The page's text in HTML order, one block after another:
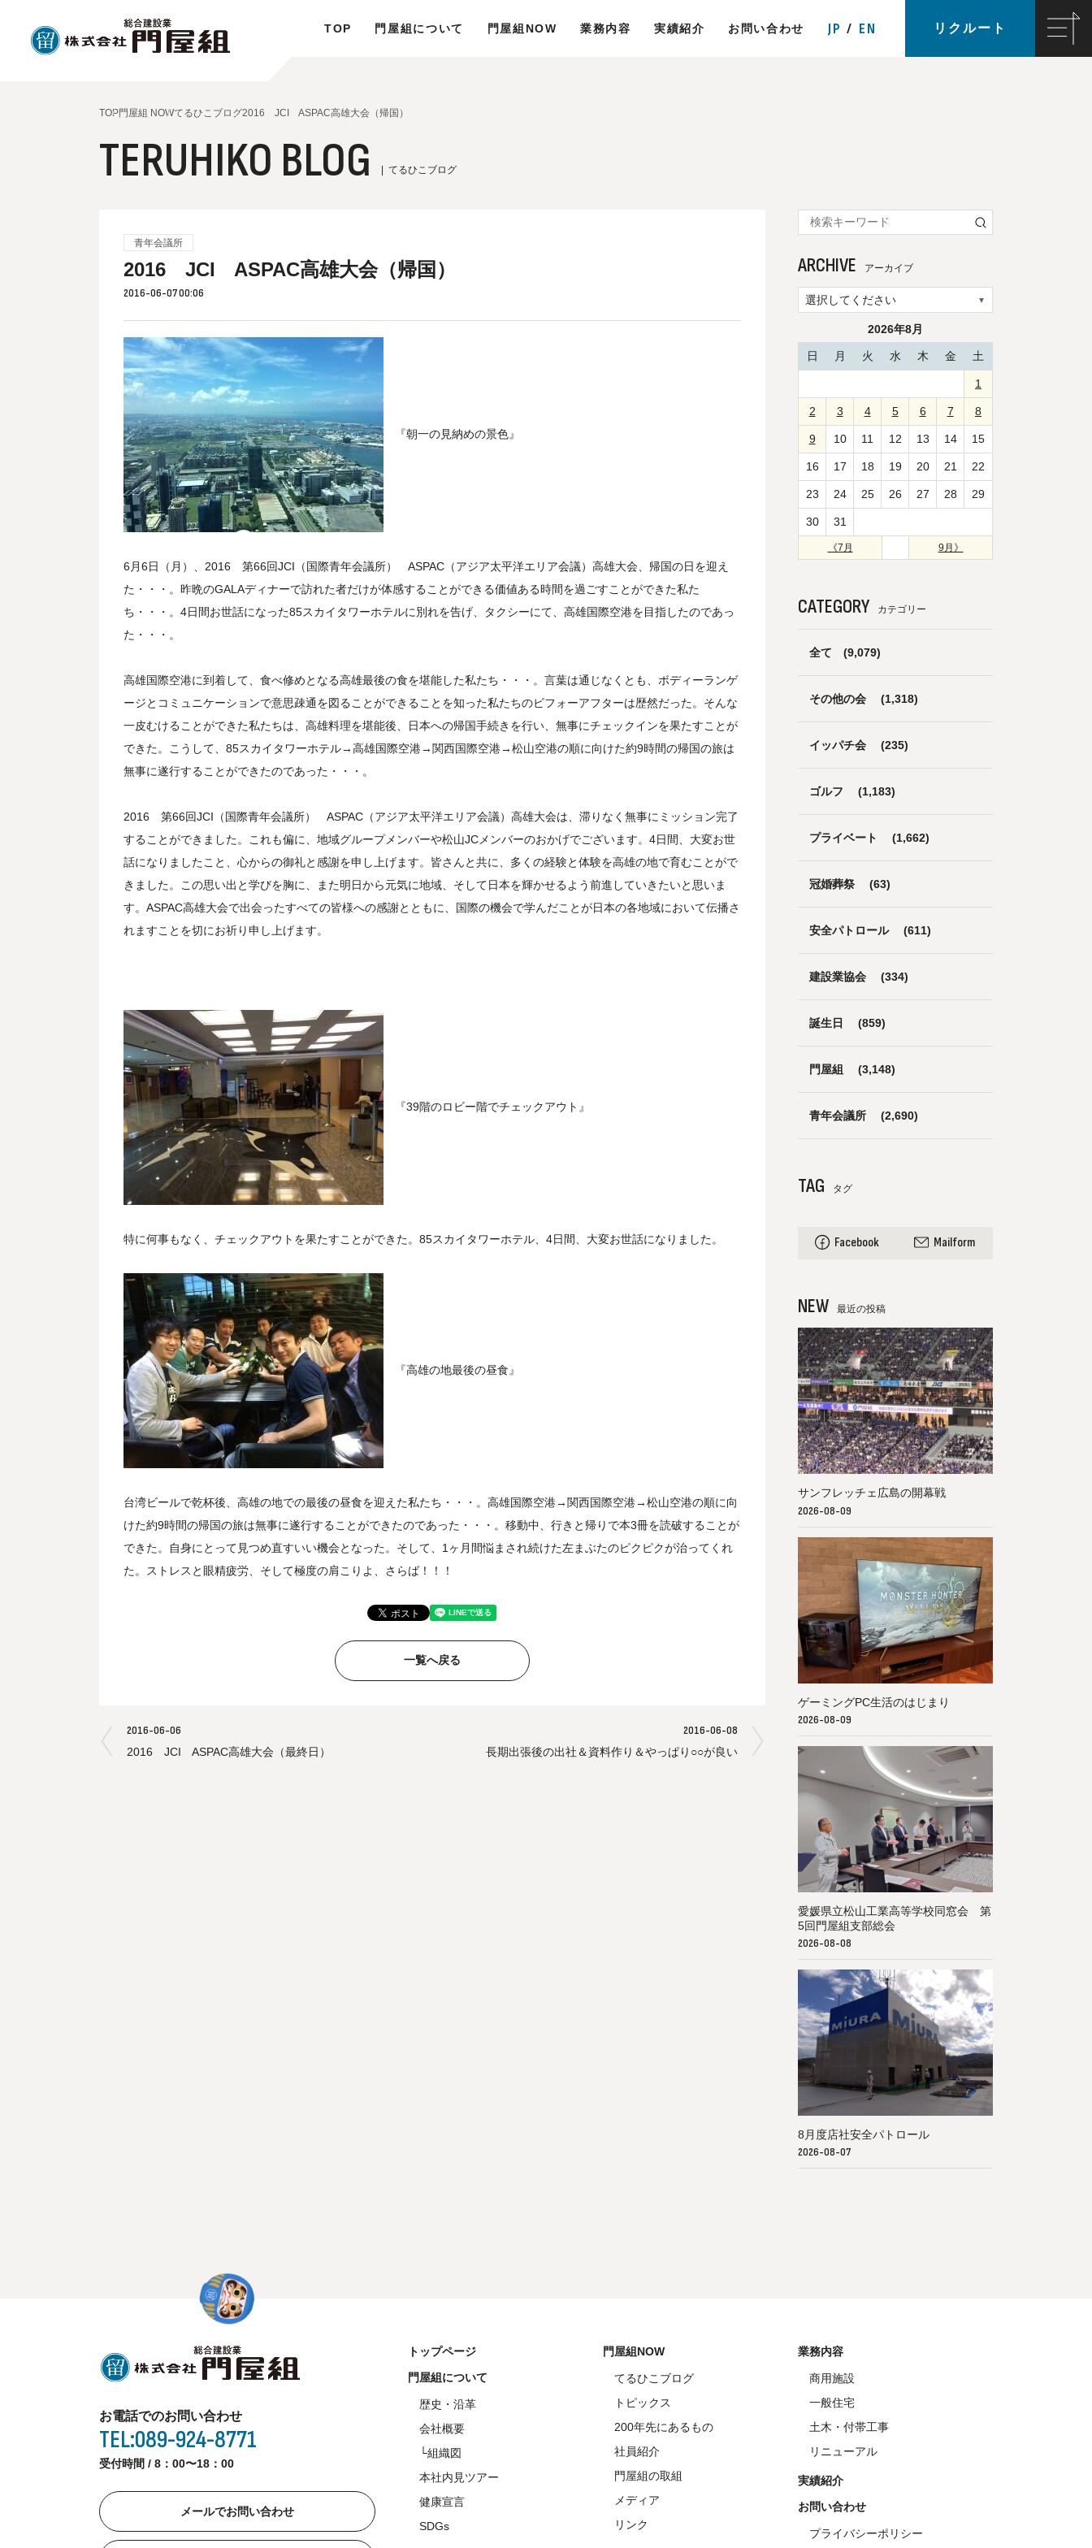
TOP 門屋組について 門屋組NOW 業務内容 実績紹介 お問い合わせ JP EN リクルート
TOP門屋組 NOWてるひこブログ2016 JCI ASPAC高雄大会（帰国）
TERUHIKO BLOG てるひこブログ
青年会議所
2016 JCI ASPAC高雄大会（帰国）
2016-06-07 00:06
『朝一の見納めの景色』
6月6日（月）、2016 第66回JCI（国際青年会議所） ASPAC（アジア太平洋エリア会議）高雄大会、帰国の日を迎え
た・・・。昨晩のGALAディナーで訪れた者だけが体感することができる価値ある時間を過ごすことができた私た
ち・・・。4日間お世話になった85スカイタワーホテルに別れを告げ、タクシーにて、高雄国際空港を目指したのであっ
た・・・。
高雄国際空港に到着して、食べ修めとなる高雄最後の食を堪能した私たち・・・。言葉は通じなくとも、ボディーランゲ
ージとコミュニケーションで意思疎通を図ることができることを知った私たちのビフォーアフターは歴然だった。そんな
一皮むけることができた私たちは、高雄料理を堪能後、日本への帰国手続きを行い、無事にチェックインを果たすことが
できた。こうして、85スカイタワーホテル→高雄国際空港→関西国際空港→松山空港の順に向けた約9時間の帰国の旅は
無事に遂行することができたのであった・・・。
2016 第66回JCI（国際青年会議所） ASPAC（アジア太平洋エリア会議）高雄大会は、滞りなく無事にミッション完了
することができました。これも偏に、地域グループメンバーや松山JCメンバーのおかげでございます。4日間、大変お世
話になりましたこと、心からの御礼と感謝を申し上げます。皆さんと共に、多くの経験と体験を高雄の地で育むことがで
きました。この思い出と学びを胸に、また明日から元気に地域、そして日本を輝かせるよう前進していきたいと思いま
す。ASPAC高雄大会で出会ったすべての皆様への感謝とともに、国際の機会で学んだことが日本の各地域において伝播さ
れますことを切にお祈り申し上げます。
『39階のロビー階でチェックアウト』
特に何事もなく、チェックアウトを果たすことができた。85スカイタワーホテル、4日間、大変お世話になりました。
『高雄の地最後の昼食』
台湾ビールで乾杯後、高雄の地での最後の昼食を迎えた私たち・・・。高雄国際空港→関西国際空港→松山空港の順に向
けた約9時間の帰国の旅は無事に遂行することができたのであった・・・。移動中、行きと帰りで本3冊を読破することが
できた。自身にとって見つめ直すいい機会となった。そして、1ヶ月間悩まされ続けた左まぶたのピクピクが治ってくれ
た。ストレスと眼精疲労、そして極度の肩こりよ、さらば！！！
一覧へ戻る
2016-06-06
2016 JCI ASPAC高雄大会（最終日）
2016-06-08
長期出張後の出社＆資料作り＆やっぱり○○が良い
ARCHIVE アーカイブ
2026年8月
日 月 火 水 木 金 土
1
2 3 4 5 6 7 8
9 10 11 12 13 14 15
16 17 18 19 20 21 22
23 24 25 26 27 28 29
30 31
《7月 9月》
CATEGORY カテゴリー
全て (9,079)
その他の会 (1,318)
イッパチ会 (235)
ゴルフ (1,183)
プライベート (1,662)
冠婚葬祭 (63)
安全パトロール (611)
建設業協会 (334)
誕生日 (859)
門屋組 (3,148)
青年会議所 (2,690)
TAG タグ
Facebook Mailform
NEW 最近の投稿
サンフレッチェ広島の開幕戦
2026-08-09
ゲーミングPC生活のはじまり
2026-08-09
愛媛県立松山工業高等学校同窓会 第
5回門屋組支部総会
2026-08-08
8月度店社安全パトロール
2026-08-07
お電話でのお問い合わせ
TEL:089-924-8771
受付時間 / 8：00〜18：00
メールでお問い合わせ
トップページ
門屋組について
歴史・沿革
会社概要
└組織図
本社内見ツアー
健康宣言
SDGs
門屋組NOW
てるひこブログ
トピックス
200年先にあるもの
社員紹介
門屋組の取組
メディア
リンク
業務内容
商用施設
一般住宅
土木・付帯工事
リニューアル
実績紹介
お問い合わせ
プライバシーポリシー